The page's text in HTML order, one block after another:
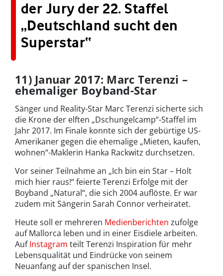
der Jury der 22. Staffel
„Deutschland sucht den
Superstar“
11) Januar 2017: Marc Terenzi –
ehemaliger Boyband-Star
Sänger und Reality-Star Marc Terenzi sicherte sich
die Krone der elften „Dschungelcamp“-Staffel im
Jahr 2017. Im Finale konnte sich der gebürtige US-
Amerikaner gegen die ehemalige „Mieten, kaufen,
wohnen“-Maklerin Hanka Rackwitz durchsetzen.
Vor seiner Teilnahme an „Ich bin ein Star – Holt
mich hier raus!“ feierte Terenzi Erfolge mit der
Boyband „Natural“, die sich 2004 auflöste. Er war
zudem mit Sängerin Sarah Connor verheiratet.
Heute soll er mehreren Medienberichten zufolge
auf Mallorca leben und in einer Eisdiele arbeiten.
AufInstagram teilt Terenzi Inspiration für mehr
Lebensqualität und Eindrücke von seinem
Neuanfang auf der spanischen Insel.